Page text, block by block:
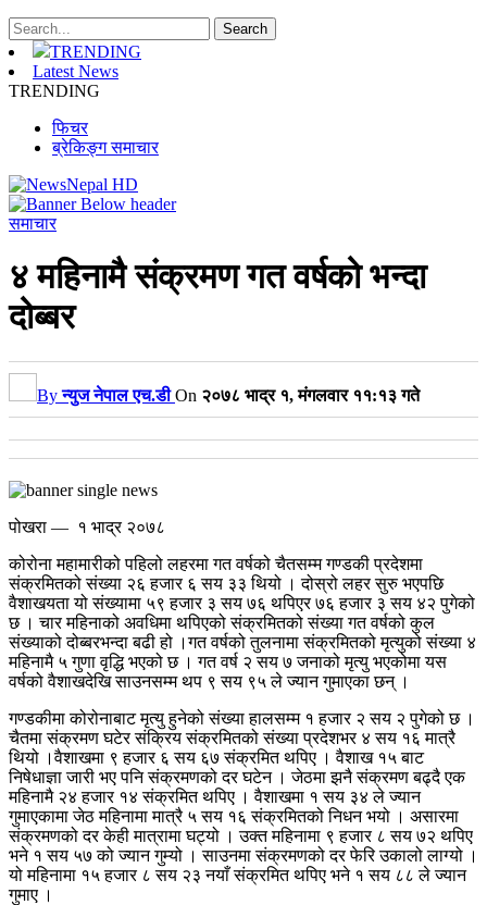
TRENDING
Latest News
TRENDING
फिचर
ब्रेकिङ्ग समाचार
समाचार
४ महिनामै संक्रमण गत वर्षको भन्दा
दोब्बर
Byन्युज नेपाल एच.डी On २०७८ भाद्र १, मंगलवार ११:१३ गते
पोखरा — १ भाद्र २०७८
कोरोना महामारीको पहिलो लहरमा गत वर्षको चैतसम्म गण्डकी प्रदेशमा
संक्रमितको संख्या २६ हजार ६ सय ३३ थियो । दोस्रो लहर सुरु भएपछि
वैशाखयता यो संख्यामा ५९ हजार ३ सय ७६ थपिएर ७६ हजार ३ सय ४२ पुगेको
छ । चार महिनाको अवधिमा थपिएको संक्रमितको संख्या गत वर्षको कुल
संख्याको दोब्बरभन्दा बढी हो ।गत वर्षको तुलनामा संक्रमितको मृत्युको संख्या ४
महिनामै ५ गुणा वृद्धि भएको छ । गत वर्ष २ सय ७ जनाको मृत्यु भएकोमा यस
वर्षको वैशाखदेखि साउनसम्म थप ९ सय ९५ ले ज्यान गुमाएका छन् ।
गण्डकीमा कोरोनाबाट मृत्यु हुनेको संख्या हालसम्म १ हजार २ सय २ पुगेको छ ।
चैतमा संक्रमण घटेर संक्रिय संक्रमितको संख्या प्रदेशभर ४ सय १६ मात्रै
थियो ।वैशाखमा ९ हजार ६ सय ६७ संक्रमित थपिए । वैशाख १५ बाट
निषेधाज्ञा जारी भए पनि संक्रमणको दर घटेन । जेठमा झनै संक्रमण बढ्दै एक
महिनामै २४ हजार १४ संक्रमित थपिए । वैशाखमा १ सय ३४ ले ज्यान
गुमाएकामा जेठ महिनामा मात्रै ५ सय १६ संक्रमितको निधन भयो । असारमा
संक्रमणको दर केही मात्रामा घट्यो । उक्त महिनामा ९ हजार ८ सय ७२ थपिए
भने १ सय ५७ को ज्यान गुम्यो । साउनमा संक्रमणको दर फेरि उकालो लाग्यो ।
यो महिनामा १५ हजार ८ सय २३ नयाँ संक्रमित थपिए भने १ सय ८८ ले ज्यान
गुमाए ।